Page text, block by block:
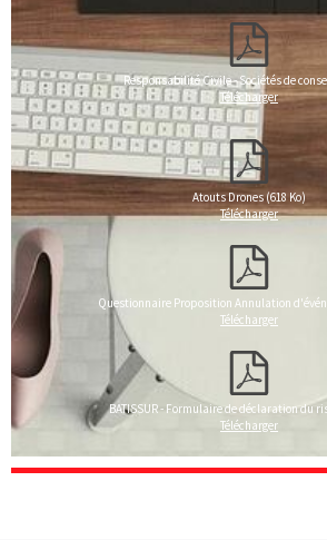
Responsabilité Civile - Sociétés de
Télécharger
Atouts Drones (618 Ko)
Télécharger
Questionnaire Proposition Annulation
Télécharger
BATISSUR - Formulaire de déclaration du
Télécharger